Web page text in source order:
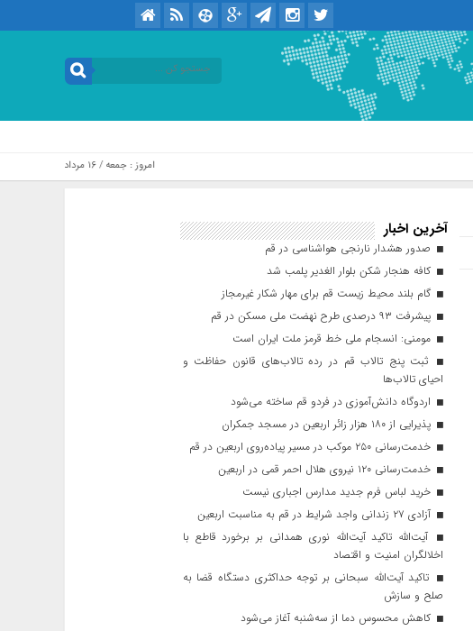
امروز : جمعه / ۱۶ مرداد / ۱۴۰۵ .::. برابر با : Friday, 7 August , 2026
آخرین اخبار
صدور هشدار نارنجی هواشناسی در قم
کافه هنجار شکن بلوار الغدیر پلمب شد
گام بلند محیط زیست قم برای مهار شکار غیرمجاز
پیشرفت ۹۳ درصدی طرح نهضت ملی مسکن در قم
مومنی: انسجام ملی خط قرمز ملت ایران است
ثبت پنج تالاب قم در رده تالاب‌های قانون حفاظت و
احیای تالاب‌ها
اردوگاه دانش‌آموزی در فردو قم ساخته می‌شود
پذیرایی از ۱۸۰ هزار زائر اربعین در مسجد جمکران
خدمت‌رسانی ۲۵۰ موکب در مسیر پیاده‌روی اربعین در قم
خدمت‌رسانی ۱۲۰ نیروی هلال احمر قمی در اربعین
خرید لباس فرم جدید مدارس اجباری نیست
آزادی ۲۷ زندانی واجد شرایط در قم به مناسبت اربعین
آیت‌الله تاکید آیت‌الله نوری همدانی بر برخورد قاطع با
اخلالگران امنیت و اقتصاد
تاکید آیت‌الله‌ سبحانی بر توجه حداکثری دستگاه قضا به
صلح و سازش
کاهش محسوس دما از سه‌شنبه آغاز می‌شود